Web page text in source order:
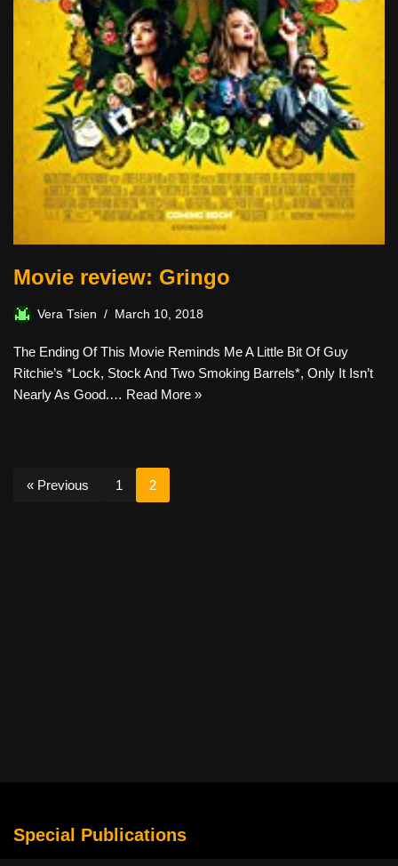
Movie review: Gringo
Vera Tsien March 10, 2018
The Ending Of This Movie Reminds Me A Little Bit Of Guy
Ritchie’s *Lock, Stock And Two Smoking Barrels*, Only It Isn’t
Nearly As Good.… Read More »
« Previous 1 2
Special Publications